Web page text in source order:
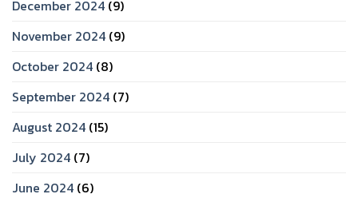
December 2024 (9)
November 2024 (9)
October 2024 (8)
September 2024 (7)
August 2024 (15)
July 2024 (7)
June 2024 (6)